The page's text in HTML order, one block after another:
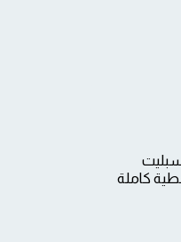
سبليت
كاملة